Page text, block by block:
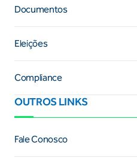
Documentos
Eleições
Compliance
OUTROS LINKS
Fale Conosco